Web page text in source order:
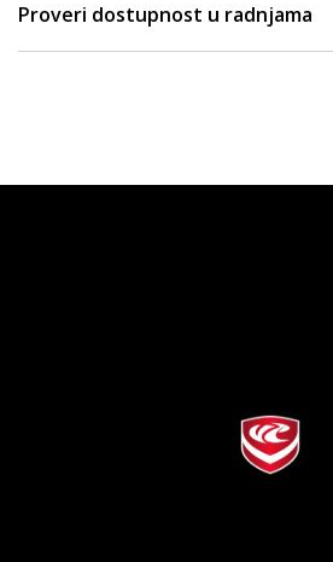
Proveri dostupnost u radnjama